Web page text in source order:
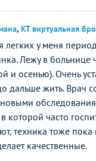
, КТ виртуальная
легких у меня
Лежу в больнице
и осенью). Очень
дальше жить. Врач
которой часто
техника тоже пока
качественные.